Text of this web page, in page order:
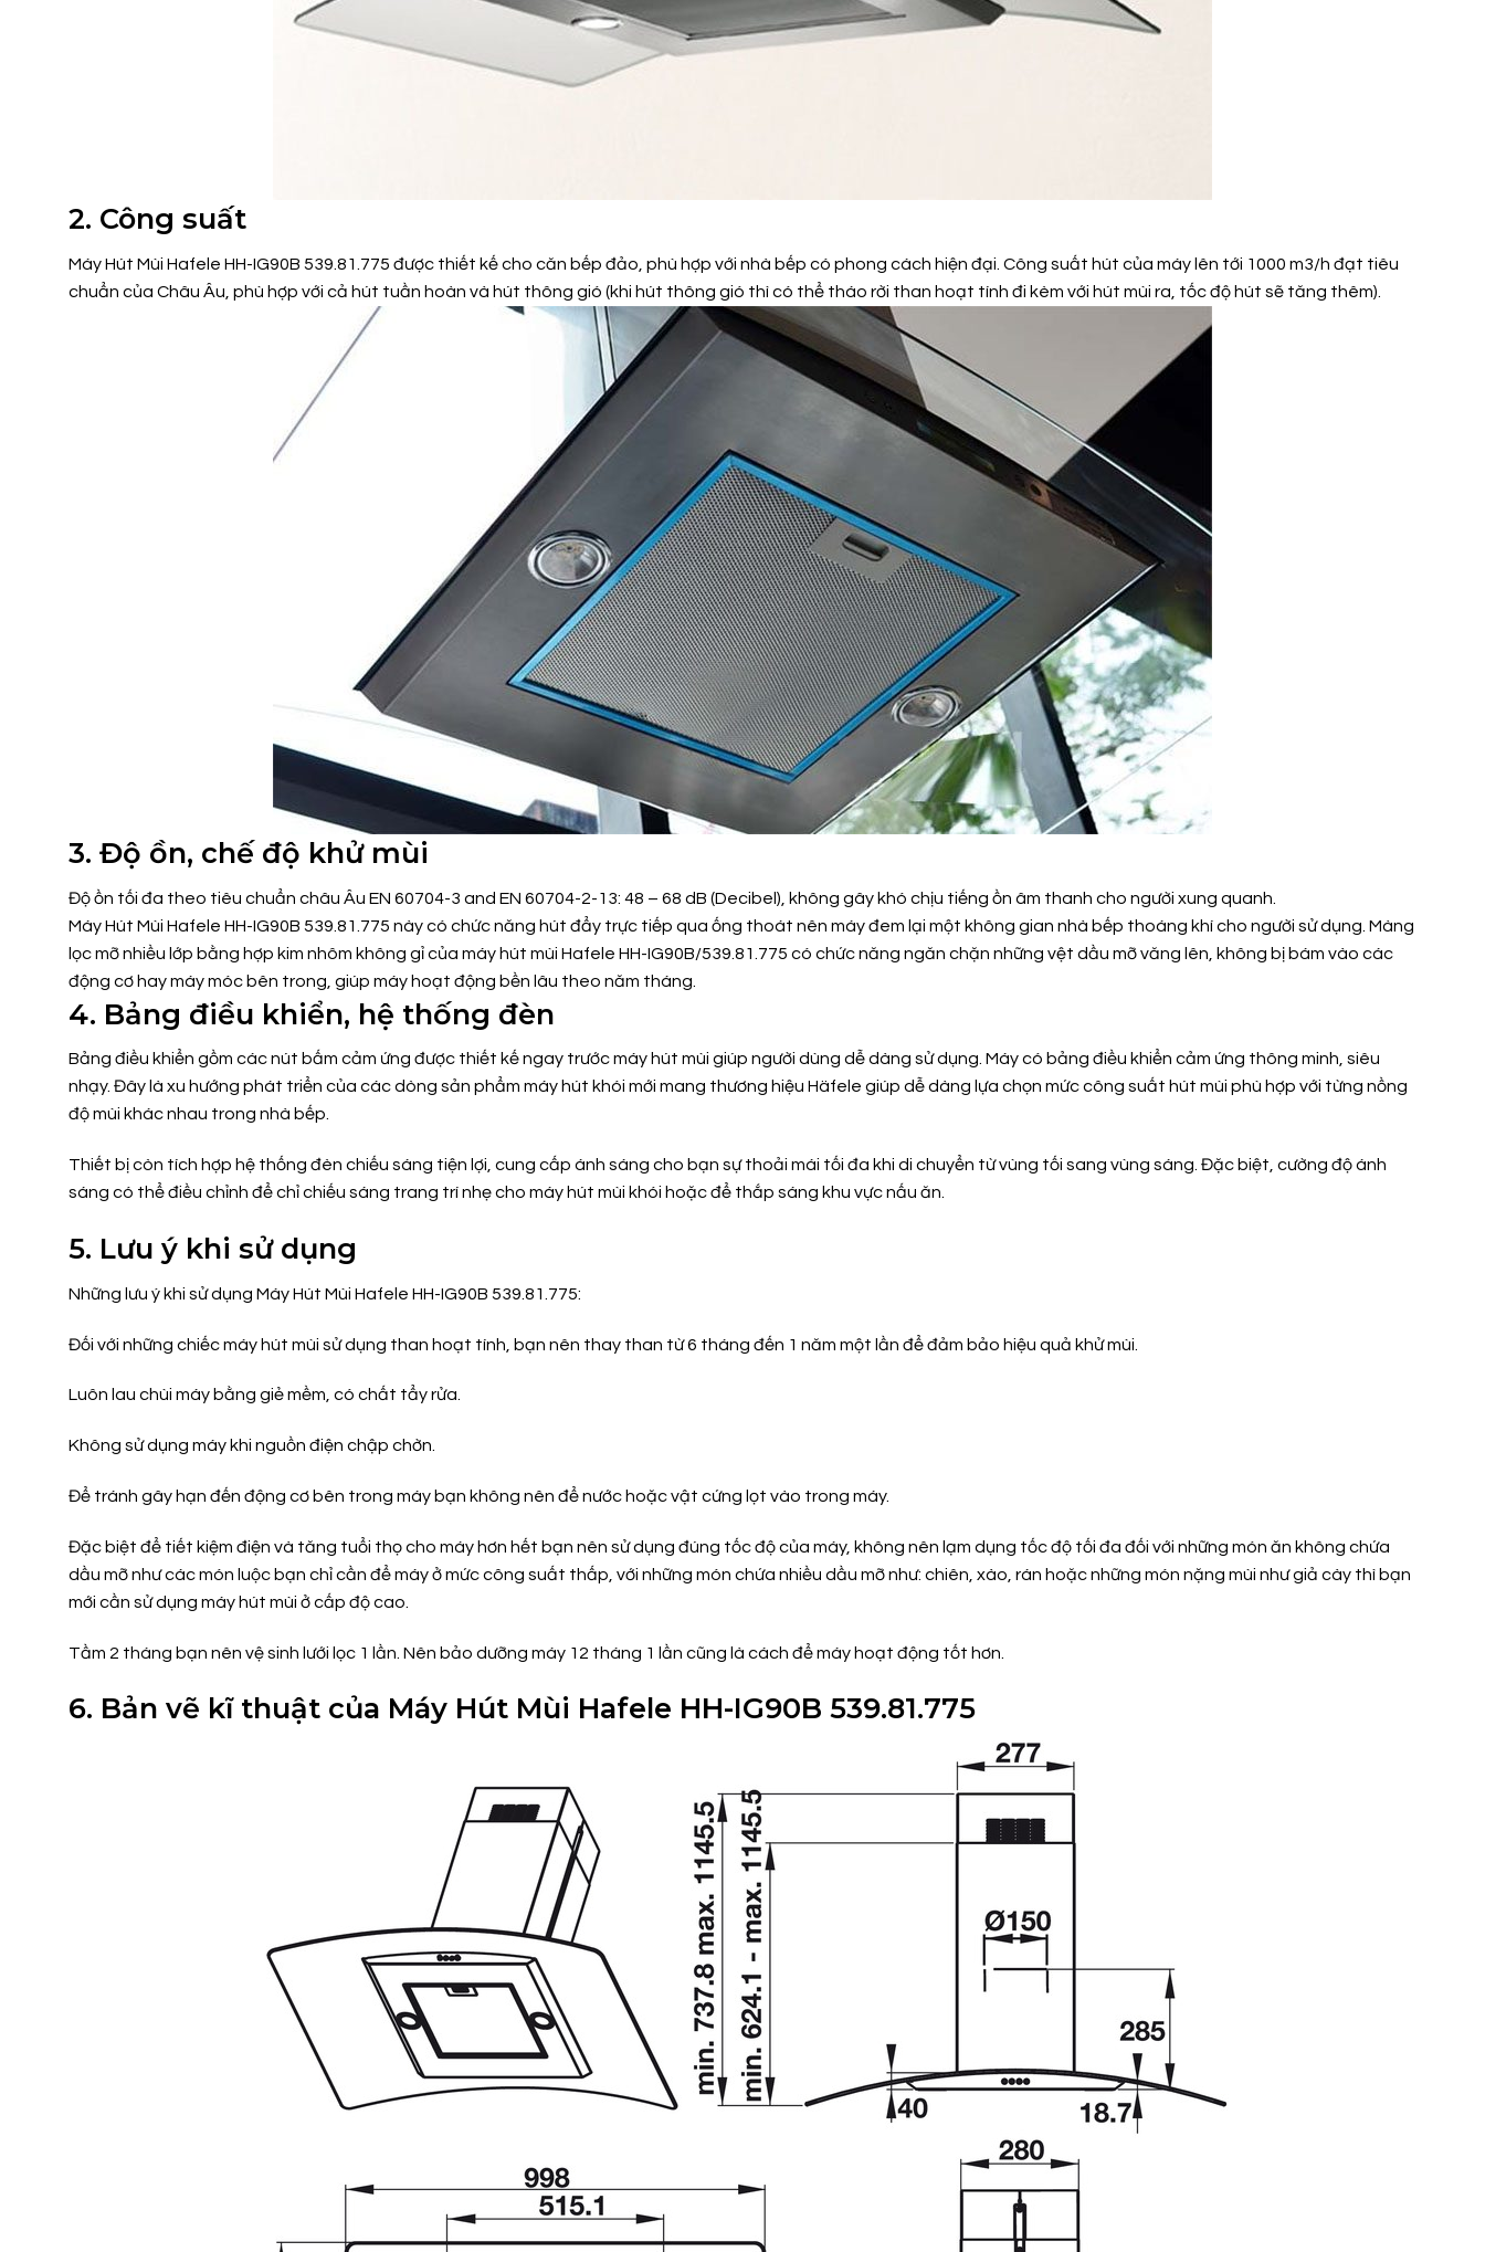
2. Công suất
Máy Hút Mùi Hafele HH-IG90B 539.81.775 được thiết kế cho căn bếp đảo, phù hợp với nhà bếp có phong cách hiện đại. Công suất hút của máy lên tới 1000 m3/h đạt tiêu
chuẩn của Châu Âu, phù hợp với cả hút tuần hoàn và hút thông gió (khi hút thông gió thì có thể tháo rời than hoạt tính đi kèm với hút mùi ra, tốc độ hút sẽ tăng thêm).
3. Độ ồn, chế độ khử mùi
Độ ồn tối đa theo tiêu chuẩn châu Âu EN 60704-3 and EN 60704-2-13: 48 – 68 dB (Decibel), không gây khó chịu tiếng ồn âm thanh cho người xung quanh.
Máy Hút Mùi Hafele HH-IG90B 539.81.775 này có chức năng hút đẩy trực tiếp qua ống thoát nên máy đem lại một không gian nhà bếp thoáng khí cho người sử dụng. Màng
lọc mỡ nhiều lớp bằng hợp kim nhôm không gỉ của máy hút mùi Hafele HH-IG90B/539.81.775 có chức năng ngăn chặn những vệt dầu mỡ văng lên, không bị bám vào các
động cơ hay máy móc bên trong, giúp máy hoạt động bền lâu theo năm tháng.
4. Bảng điều khiển, hệ thống đèn
Bảng điều khiển gồm các nút bấm cảm ứng được thiết kế ngay trước máy hút mùi giúp người dùng dễ dàng sử dụng. Máy có bảng điều khiển cảm ứng thông minh, siêu
nhạy. Đây là xu hướng phát triển của các dòng sản phẩm máy hút khói mới mang thương hiệu Häfele giúp dễ dàng lựa chọn mức công suất hút mùi phù hợp với từng nồng
độ mùi khác nhau trong nhà bếp.
Thiết bị còn tích hợp hệ thống đèn chiếu sáng tiện lợi, cung cấp ánh sáng cho bạn sự thoải mái tối đa khi di chuyển từ vùng tối sang vùng sáng. Đặc biệt, cường độ ánh
sáng có thể điều chỉnh để chỉ chiếu sáng trang trí nhẹ cho máy hút mùi khói hoặc để thắp sáng khu vực nấu ăn.
5. Lưu ý khi sử dụng
Những lưu ý khi sử dụng Máy Hút Mùi Hafele HH-IG90B 539.81.775:
Đối với những chiếc máy hút mùi sử dụng than hoạt tính, bạn nên thay than từ 6 tháng đến 1 năm một lần để đảm bảo hiệu quả khử mùi.
Luôn lau chùi máy bằng giẻ mềm, có chất tẩy rửa.
Không sử dụng máy khi nguồn điện chập chờn.
Để tránh gây hạn đến động cơ bên trong máy bạn không nên để nước hoặc vật cứng lọt vào trong máy.
Đặc biệt để tiết kiệm điện và tăng tuổi thọ cho máy hơn hết bạn nên sử dụng đúng tốc độ của máy, không nên lạm dụng tốc độ tối đa đối với những món ăn không chứa
dầu mỡ như các món luộc bạn chỉ cần để máy ở mức công suất thấp, với những món chứa nhiều dầu mỡ như: chiên, xào, rán hoặc những món nặng mùi như giả cày thì bạn
mới cần sử dụng máy hút mùi ở cấp độ cao.
Tầm 2 tháng bạn nên vệ sinh lưới lọc 1 lần. Nên bảo dưỡng máy 12 tháng 1 lần cũng là cách để máy hoạt động tốt hơn.
6. Bản vẽ kĩ thuật của Máy Hút Mùi Hafele HH-IG90B 539.81.775